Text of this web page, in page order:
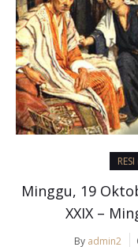
Minggu, 19
XXIX –
By admin2